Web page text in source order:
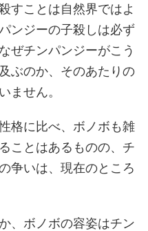
すことは自然界ではよ
ンジーの子殺しは必ず
ぜチンパンジーがこう
ぶのか、そのあたりの
ません。
格に比べ、ボノボも雑
ことはあるものの、チ
争いは、現在のところ
、ボノボの容姿はチン